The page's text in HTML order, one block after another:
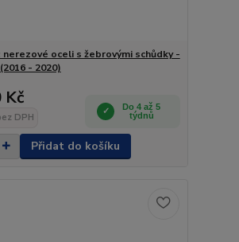
nerezové oceli s žebrovými schůdky -
- 2020)
Kč
DPH
Do 4 až 5
týdnů
Přidat do košíku